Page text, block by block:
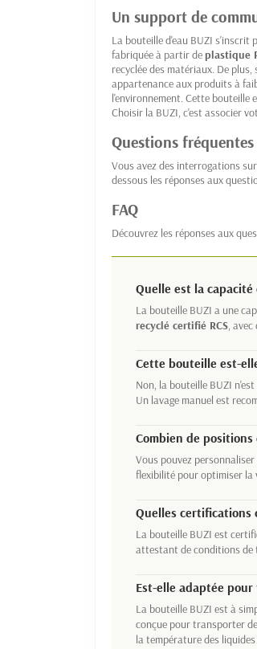
Un support de
La bouteille d'eau BUZI s'inscrit
fabriquée à partir deplastique
recyclée des matériaux. De
appartenance aux produits à
l'environnement. Cette bouteille
Choisir la BUZI, c'est associer
Questions
Vous avez des interrogations
dessous les réponses aux
FAQ
Découvrez les réponses aux
Quelle est la
La bouteille BUZI a une
recyclé certifié RCS,
Cette bouteille est-
Non, la bouteille BUZI
Un lavage manuel est
Combien de
Vous pouvez
flexibilité pour optimiser la
Quelles certifications
La bouteille BUZI est
attestant de conditions de
Est-elle adaptée
La bouteille BUZI est à
conçue pour transporter
la température des